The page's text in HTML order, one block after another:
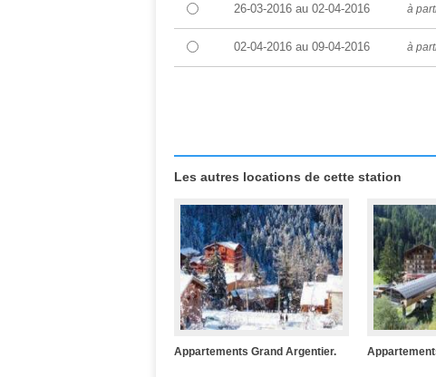
26-03-2016 au 02-04-2016 à
02-04-2016 au 09-04-2016 à
Les autres locations de cette station
Appartements Grand Argentier.